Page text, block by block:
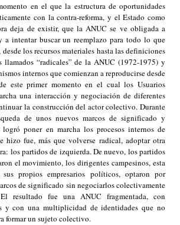
en el que la estructura de oportunidades
con la contra-reforma, y el Estado como
deja de existir, que la ANUC se ve obligada a
a intentar buscar un reemplazo para todo lo que
los recursos materiales hasta las definiciones
llamados “radicales” de la ANUC (1972-1975) y
internos que comienzan a reproducirse desde
este primer momento en el cual los Usuarios
una interacción y negociación de diferentes
la construcción del actor colectivo. Durante
de unos nuevos marcos de significado y
poner en marcha los procesos internos de
hizo fue, más que volverse radical, adoptar otra
los partidos de izquierda. De nuevo, los partidos
el movimiento, los dirigentes campesinos, esta
propios empresarios políticos, optaron por
de significado sin negociarlos colectivamente
resultado fue una ANUC fragmentada, con
y con una multiplicidad de identidades que no
formar un sujeto colectivo.